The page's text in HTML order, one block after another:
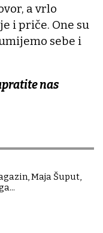
Maja Šuput,
a vrlo
i priče. One su
sebe i
nas